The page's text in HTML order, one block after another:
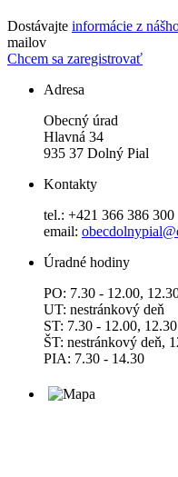
Dostávajte informácie z
mailov
Chcem sa zaregistrovať
Adresa
Obecný úrad
Hlavná 34
935 37 Dolný Pial
Kontakty
tel.: +421 366 386 300
email:
Úradné hodiny
PO: 7.30 - 12.00,
UT: nestránkový deň
ST: 7.30 - 12.00,
ŠT: nestránkový deň,
PIA: 7.30 - 14.30